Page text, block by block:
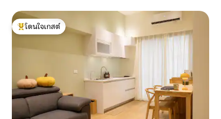
โดนใจเกสต์ที่สุด
โดนใจเกสต์